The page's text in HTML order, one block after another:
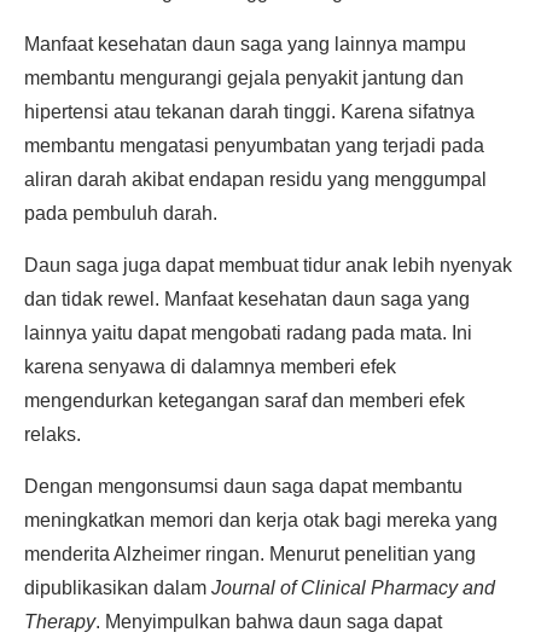
Manfaat kesehatan daun saga yang lainnya mampu
membantu mengurangi gejala penyakit jantung dan
hipertensi atau tekanan darah tinggi. Karena sifatnya
membantu mengatasi penyumbatan yang terjadi pada
aliran darah akibat endapan residu yang menggumpal
pada pembuluh darah.
Daun saga juga dapat membuat tidur anak lebih nyenyak
dan tidak rewel. Manfaat kesehatan daun saga yang
lainnya yaitu dapat mengobati radang pada mata. Ini
karena senyawa di dalamnya memberi efek
mengendurkan ketegangan saraf dan memberi efek
relaks.
Dengan mengonsumsi daun saga dapat membantu
meningkatkan memori dan kerja otak bagi mereka yang
menderita Alzheimer ringan. Menurut penelitian yang
dipublikasikan dalam Journal of Clinical Pharmacy and
Therapy. Menyimpulkan bahwa daun saga dapat